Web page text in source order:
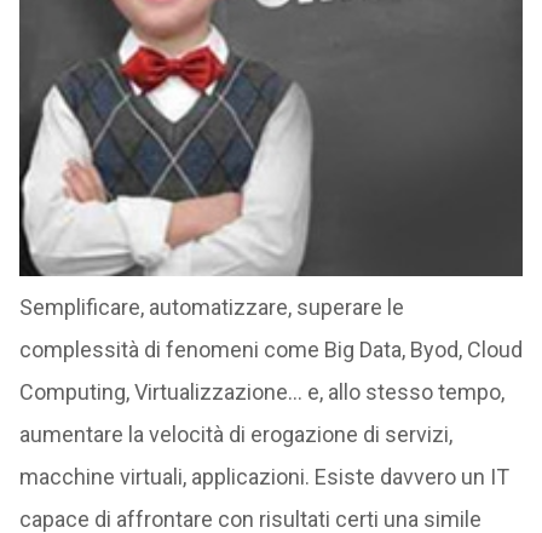
Semplificare, automatizzare, superare le
complessità di fenomeni come Big Data, Byod, Cloud
Computing, Virtualizzazione… e, allo stesso tempo,
aumentare la velocità di erogazione di servizi,
macchine virtuali, applicazioni. Esiste davvero un IT
capace di affrontare con risultati certi una simile